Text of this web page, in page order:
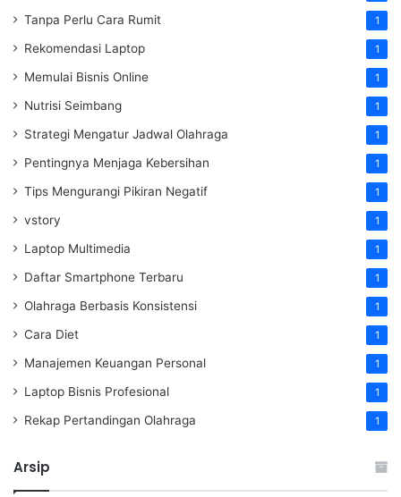
Tanpa Perlu Cara Rumit 1
Rekomendasi Laptop 1
Memulai Bisnis Online 1
Nutrisi Seimbang 1
Strategi Mengatur Jadwal Olahraga 1
Pentingnya Menjaga Kebersihan 1
Tips Mengurangi Pikiran Negatif 1
vstory 1
Laptop Multimedia 1
Daftar Smartphone Terbaru 1
Olahraga Berbasis Konsistensi 1
Cara Diet 1
Manajemen Keuangan Personal 1
Laptop Bisnis Profesional 1
Rekap Pertandingan Olahraga 1
Arsip